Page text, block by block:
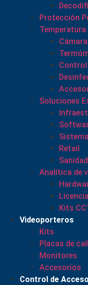
Protección
Control
Soluciones
Retail
Sanidad
Analítica de
Kits
Videoporteros
Kits
Placas de
Monitores
Accesorios
Control de